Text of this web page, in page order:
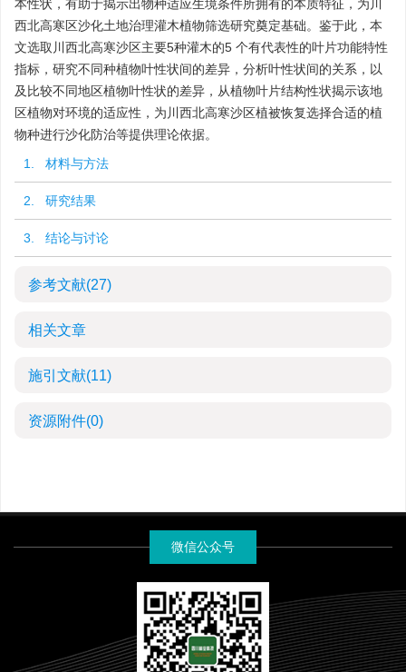
本性状，有助于揭示出物种适应生境条件所拥有的本质特征，为川
西北高寒区沙化土地治理灌木植物筛选研究奠定基础。鉴于此，本
文选取川西北高寒沙区主要5种灌木的5 个有代表性的叶片功能特性
指标，研究不同种植物叶性状间的差异，分析叶性状间的关系，以
及比较不同地区植物叶性状的差异，从植物叶片结构性状揭示该地
区植物对环境的适应性，为川西北高寒沙区植被恢复选择合适的植
物种进行沙化防治等提供理论依据。
1. 材料与方法
2. 研究结果
3. 结论与讨论
参考文献(27)
相关文章
施引文献(11)
资源附件(0)
微信公众号